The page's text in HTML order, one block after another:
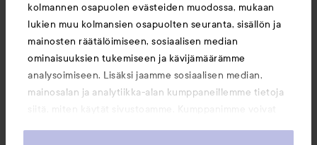
kolmannen osapuolen evästeiden muodossa, mukaan
lukien muu kolmansien osapuolten seuranta, sisällön ja
mainosten räätälöimiseen, sosiaalisen median
ominaisuuksien tukemiseen ja kävijämäärämme
analysoimiseen. Lisäksi jaamme sosiaalisen median,
mainosalan ja analytiikka-alan kumppaneillemme tietoja
Saattaisit myös tykätä